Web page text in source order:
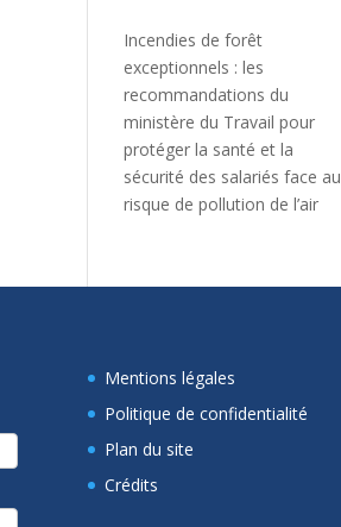
Incendies de forêt
exceptionnels : les
recommandations du
ministère du Travail pour
protéger la santé et la
sécurité des salariés face au
risque de pollution de l’air
Mentions légales
Politique de confidentialité
Plan du site
Crédits